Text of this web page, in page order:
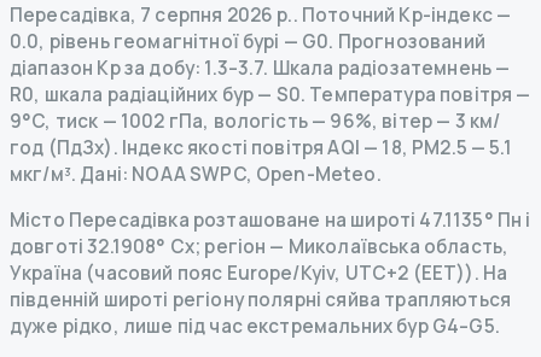
Пересадівка, 7 серпня 2026 р.. Поточний Kp-індекс—
0.0, рівень геомагнітної бурі — G0. Прогнозований
діапазон Kp за добу: 1.3–3.7. Шкала радіозатемнень—
R0, шкала радіаційних бур— S0. Температура повітря —
9°C, тиск — 1002 гПа, вологість — 96%, вітер — 3 км/
год (ПдЗх). Індекс якості повітря AQI — 18, PM2.5 — 5.1
мкг/м³. Дані: NOAA SWPC, Open-Meteo.
Місто Пересадівка розташоване на широті 47.1135° Пн і
довготі 32.1908° Сх; регіон — Миколаївська область,
Україна (часовий пояс Europe/Kyiv, UTC+2 (EET)). На
південній широті регіону полярні сяйва трапляються
дуже рідко, лише під час екстремальних бур G4–G5.